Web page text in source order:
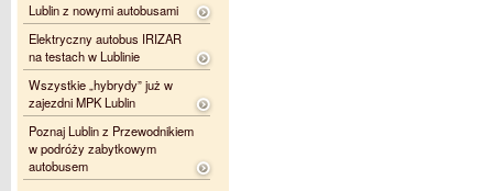
Lublin z nowymi autobusami
Elektryczny autobus IRIZAR
na testach w Lublinie
Wszystkie „hybrydy” już w
zajezdni MPK Lublin
Poznaj Lublin z Przewodnikiem
w podróży zabytkowym
autobusem